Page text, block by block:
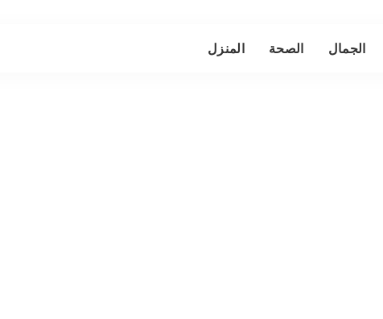
الجمال الصحة المنزل